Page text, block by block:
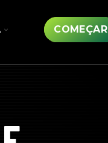
TOGGLE
CHILDREN
COMEÇAR